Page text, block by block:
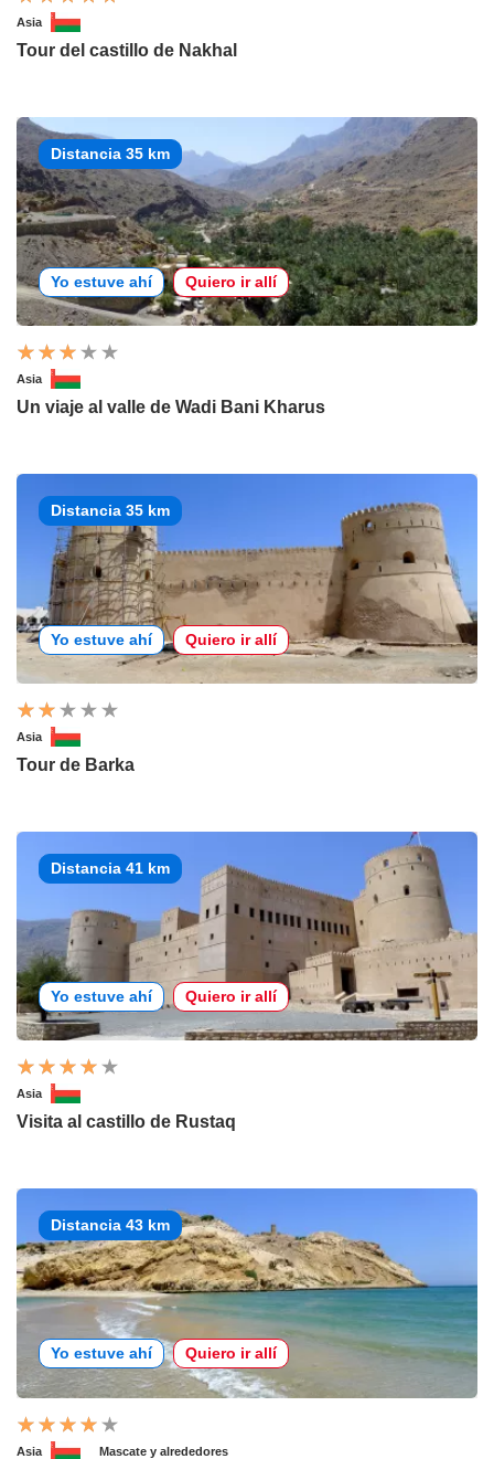
Asia
Tour del castillo de Nakhal
Distancia 35 km
Yo estuve ahí Quiero ir allí
Asia
Un viaje al valle de Wadi Bani Kharus
Distancia 35 km
Yo estuve ahí Quiero ir allí
Asia
Tour de Barka
Distancia 41 km
Yo estuve ahí Quiero ir allí
Asia
Visita al castillo de Rustaq
Distancia 43 km
Yo estuve ahí Quiero ir allí
Asia Mascate y alrededores